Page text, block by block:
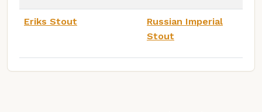
Eriks Stout
Russian Imperial
Stout